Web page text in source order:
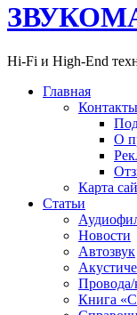
Hi-Fi и High-End
Главная
О
Карта
Статьи
Новости
Автозвук
Провода/
Книга